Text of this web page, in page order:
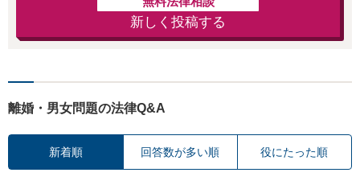
新しく投稿する
離婚・男女問題の法律Q&A
新着順 回答数が多い順 役にたった順